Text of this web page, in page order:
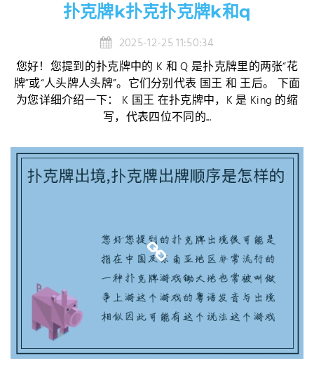
扑克牌k扑克扑克牌k和q
2025-12-25 11:50:34
您好！您提到的扑克牌中的 K 和 Q 是扑克牌里的两张“花
牌”或“人头牌人头牌”。它们分别代表 国王 和 王后。 下面
为您详细介绍一下： K 国王 在扑克牌中，K 是 King 的缩
写，代表四位不同的...